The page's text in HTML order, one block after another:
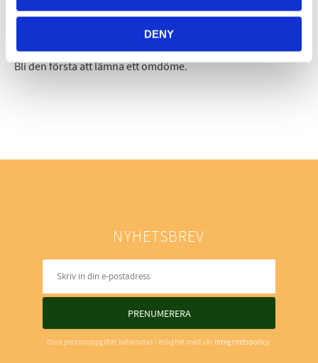
DENY
Bli den första att lämna ett omdöme.
NYHETSBREV
PRENUMERERA
Dina personuppgifter behandlas i enlighet med vår integritetspolicy.